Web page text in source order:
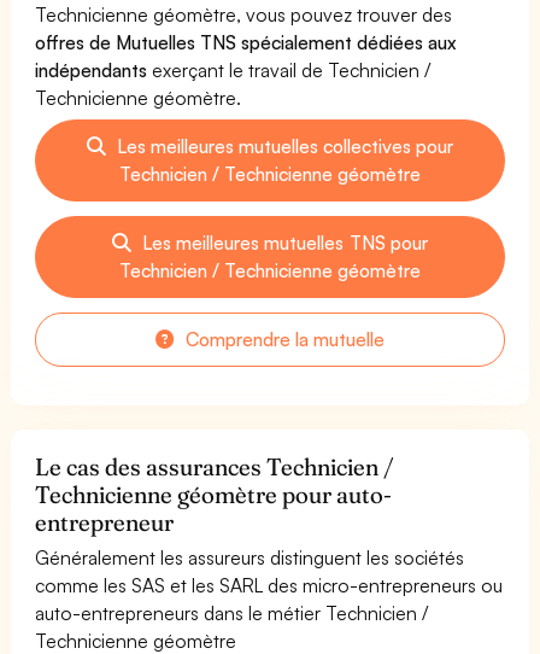
Technicienne géomètre, vous pouvez trouver des
offres de Mutuelles TNS spécialement dédiées aux
indépendants exerçant le travail de Technicien /
Technicienne géomètre.
Les meilleures mutuelles collectives pour
Technicien / Technicienne géomètre
Les meilleures mutuelles TNS pour
Technicien / Technicienne géomètre
Comprendre la mutuelle
Le cas des assurances Technicien /
Technicienne géomètre pour auto-
entrepreneur
Généralement les assureurs distinguent les sociétés
comme les SAS et les SARL des micro-entrepreneurs ou
auto-entrepreneurs dans le métier Technicien /
Technicienne géomètre